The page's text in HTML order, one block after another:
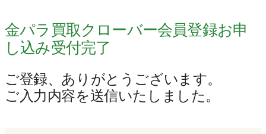
金パラ買取クローバー会員登録お申
し込み受付完了
ご登録、ありがとうございます。
ご入力内容を送信いたしました。